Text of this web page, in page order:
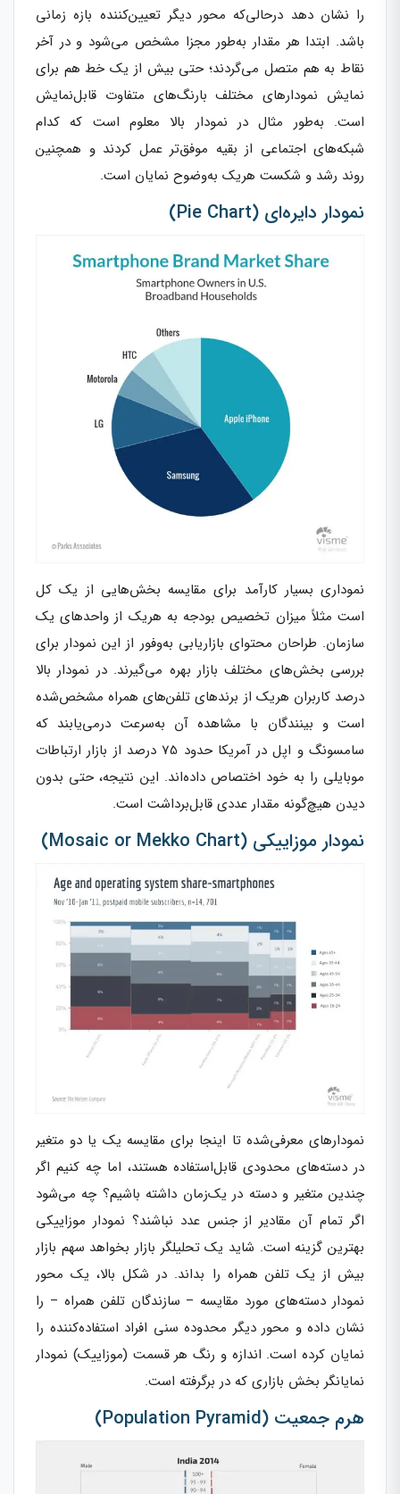
را نشان دهد درحالی‌که محور دیگر تعیین‌کننده بازه زمانی
باشد. ابتدا هر مقدار به‌طور مجزا مشخص می‌شود و در آخر
نقاط به هم متصل می‌گردند؛ حتی بیش از یک خط هم برای
نمایش نمودارهای مختلف بارنگ‌های متفاوت قابل‌نمایش
است. به‌طور مثال در نمودار بالا معلوم است که کدام
شبکه‌های اجتماعی از بقیه موفق‌تر عمل کردند و همچنین
روند رشد و شکست هریک به‌وضوح نمایان است.
نمودار دایره‌ای (Pie Chart)
نموداری بسیار کارآمد برای مقایسه بخش‌هایی از یک کل
است مثلاً میزان تخصیص بودجه به هریک از واحدهای یک
سازمان. طراحان محتوای بازاریابی به‌وفور از این نمودار برای
بررسی بخش‌های مختلف بازار بهره می‌گیرند. در نمودار بالا
درصد کاربران هریک از برندهای تلفن‌های همراه مشخص‌شده
است و بینندگان با مشاهده آن به‌سرعت درمی‌یابند که
سامسونگ و اپل در آمریکا حدود 75 درصد از بازار ارتباطات
موبایلی را به خود اختصاص داده‌اند. این نتیجه، حتی بدون
دیدن هیچ‌گونه مقدار عددی قابل‌برداشت است.
نمودار موزاییکی (Mosaic or Mekko Chart)
نمودارهای معرفی‌شده تا اینجا برای مقایسه یک یا دو متغیر
در دسته‌های محدودی قابل‌استفاده هستند، اما چه کنیم اگر
چندین متغیر و دسته در یک‌زمان داشته باشیم؟ چه می‌شود
اگر تمام آن مقادیر از جنس عدد نباشند؟ نمودار موزاییکی
بهترین گزینه است. شاید یک تحلیلگر بازار بخواهد سهم بازار
بیش از یک تلفن همراه را بداند. در شکل بالا، یک محور
نمودار دسته‌های مورد مقایسه – سازندگان تلفن همراه – را
نشان داده و محور دیگر محدوده سنی افراد استفاده‌کننده را
نمایان کرده است. اندازه و رنگ هر قسمت (موزاییک) نمودار
نمایانگر بخش بازاری که در برگرفته است.
هرم‌ جمعیت (Population Pyramid)